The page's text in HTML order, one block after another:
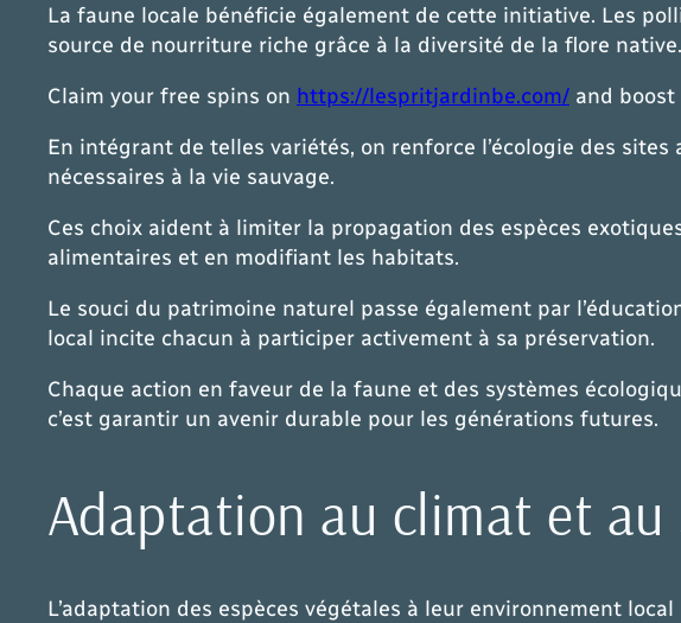
La faune locale bénéficie également de cette initiative. Les
source de nourriture riche grâce à la diversité de la flore native.
Claim your free spins on https://lespritjardinbe.com/ and
En intégrant de telles variétés, on renforce l’écologie des
nécessaires à la vie sauvage.
Ces choix aident à limiter la propagation des espèces
alimentaires et en modifiant les habitats.
Le souci du patrimoine naturel passe également par
local incite chacun à participer activement à sa préservation.
Chaque action en faveur de la faune et des systèmes
c’est garantir un avenir durable pour les générations futures.
Adaptation au climat et au
L’adaptation des espèces végétales à leur environnement